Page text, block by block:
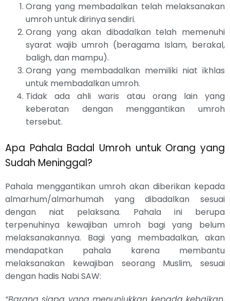
Orang yang membadalkan telah melaksanakan
umroh untuk dirinya sendiri.
Orang yang akan dibadalkan telah memenuhi
syarat wajib umroh (beragama Islam, berakal,
baligh, dan mampu).
Orang yang membadalkan memiliki niat ikhlas
untuk membadalkan umroh.
Tidak ada ahli waris atau orang lain yang
keberatan dengan menggantikan umroh
tersebut.
Apa Pahala Badal Umroh untuk Orang yang
Sudah Meninggal?
Pahala menggantikan umroh akan diberikan kepada
almarhum/almarhumah yang dibadalkan sesuai
dengan niat pelaksana. Pahala ini berupa
terpenuhinya kewajiban umroh bagi yang belum
melaksanakannya. Bagi yang membadalkan, akan
mendapatkan pahala karena membantu
melaksanakan kewajiban seorang Muslim, sesuai
dengan hadis Nabi SAW: